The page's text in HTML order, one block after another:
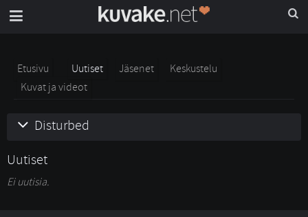
Etusivu Uutiset Jäsenet
Keskustelu
Kuvat ja videot
Disturbed
Uutiset
Ei uutisia.